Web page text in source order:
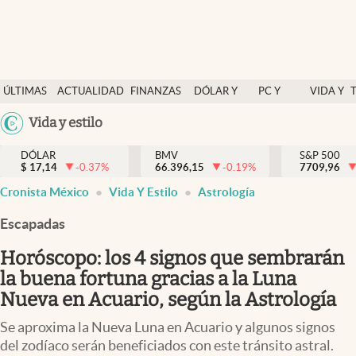
ÚLTIMAS
NOTICIAS
ACTUALIDAD
FINANZAS
DÓLAR Y
PC Y
VIDA Y
México
Vida y estilo
Actualidad
Finanzas y economía
Dólar y mercados
Pc y celular
Vida y estilo
Tv
DÓLAR
$ 17,14 -0.37%
BMV
66.396,15
-0.19%
S&P 500
7709,96
Cronista México Vida Y Estilo Astrología
Escapadas
Horóscopo: los 4 signos que sembrarán
la buena fortuna gracias a la Luna
Nueva en Acuario, según la Astrología
Se aproxima la Nueva Luna en Acuario y algunos signos
del zodíaco serán beneficiados con este tránsito astral.